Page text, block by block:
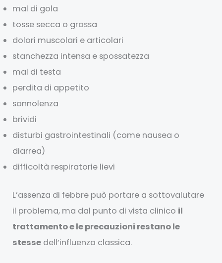
mal di gola
tosse secca o grassa
dolori muscolari e articolari
stanchezza intensa e spossatezza
mal di testa
perdita di appetito
sonnolenza
brividi
disturbi gastrointestinali (come nausea o
diarrea)
difficoltà respiratorie lievi
L’assenza di febbre può portare a sottovalutare
il problema, ma dal punto di vista clinico il
trattamento e le precauzioni restano le
stesse dell’influenza classica.